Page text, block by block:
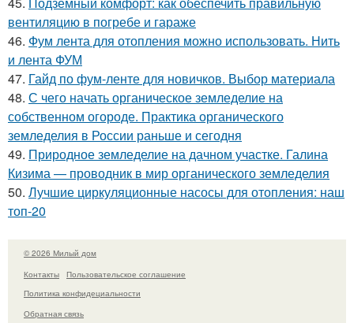
вентиляцию в погребе и гараже
46. Фум лента для отопления можно использовать. Нить
и лента ФУМ
47. Гайд по фум-ленте для новичков. Выбор материала
48. С чего начать органическое земледелие на
собственном огороде. Практика органического
земледелия в России раньше и сегодня
49. Природное земледелие на дачном участке. Галина
Кизима — проводник в мир органического земледелия
50. Лучшие циркуляционные насосы для отопления: наш
топ-20
© 2026 Милый дом
Контакты
Пользовательское соглашение
Политика конфидециальности
Обратная связь